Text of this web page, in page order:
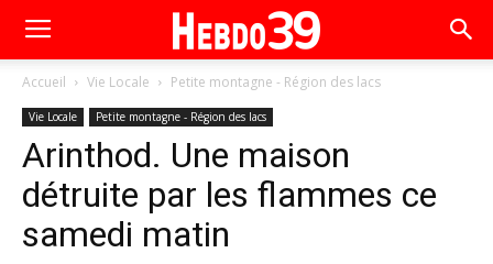
Accueil Vie Locale Petite montagne - Région des lacs
Vie Locale Petite montagne - Région des lacs
Arinthod. Une maison
détruite par les flammes ce
samedi matin